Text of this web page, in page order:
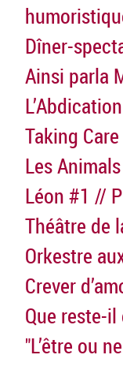
Dîner-
Ainsi parla
L’Abdication
Taking
Les Animals
Léon #1 // PROLONGATIONS au Café
Théâtre de
Orkestre
Crever
Que reste-
"L’être ou